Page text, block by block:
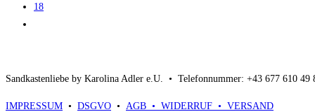
18
Sandkastenliebe by Karolina Adler e.U. • Telefonnummer: +43 677 610
IMPRESSUM • DSGVO • AGB • WIDERRUF • VERSAND